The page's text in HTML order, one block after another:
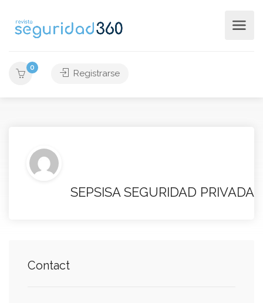
0
Registrarse
SEPSISA SEGURIDAD PRIVADA
Contact